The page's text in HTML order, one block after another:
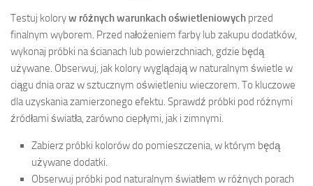
Testuj koloryw różnych warunkach oświetleniowych przed
finalnym wyborem. Przed nałożeniem farby lub zakupu dodatków,
wykonaj próbki na ścianach lub powierzchniach, gdzie będą
używane. Obserwuj, jak kolory wyglądają w naturalnym świetle w
ciągu dnia oraz w sztucznym oświetleniu wieczorem. To kluczowe
dla uzyskania zamierzonego efektu. Sprawdź próbki pod różnymi
źródłami światła, zarówno ciepłymi, jak i zimnymi.
Zabierz próbki kolorów do pomieszczenia, w którym będą
używane dodatki.
Obserwuj próbki pod naturalnym światłem w różnych porach